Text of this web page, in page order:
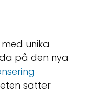
unika
på den nya
sätter